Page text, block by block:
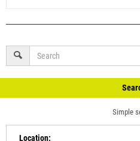
Simple
Location: